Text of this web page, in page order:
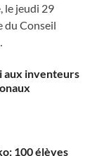
le jeudi 29
du Conseil
aux inventeurs
100 élèves